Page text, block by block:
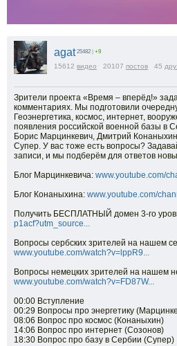
agat 25482 +9
15612 видео 20107 постов 45
Зрители проекта «Время – вперёд!»
комментариях. Мы подготовили
Геоэнергетика, космос, интернет,
появления российской военной базы в
Борис Марцинкевич, Дмитрий
Супер. У вас тоже есть вопросы?
записи, и мы подберём для ответов
Блог Марцинкевича: www.youtube.com/
Блог Конаныхина: www.youtube.com/
Получить БЕСПЛАТНЫЙ домен 3-го
p1acf?utm_source...
Вопросы сербских зрителей на нашем
www.youtube.com/watch?v=lppR9...
Вопросы немецких зрителей на нашем
www.youtube.com/watch?v=FD87W...
00:00 Вступление
00:29 Вопросы про энергетику
08:06 Вопрос про космос (Конаныхин)
14:06 Вопрос про интернет (Созонов)
18:30 Вопрос про базу в Сербии (Супер)